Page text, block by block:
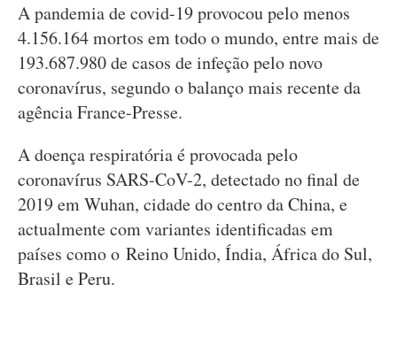
A pandemia de covid-19 provocou pelo menos
4.156.164 mortos em todo o mundo, entre mais de
193.687.980 de casos de infeção pelo novo
coronavírus, segundo o balanço mais recente da
agência France-Presse.
A doença respiratória é provocada pelo
coronavírus SARS-CoV-2, detectado no final de
2019 em Wuhan, cidade do centro da China, e
actualmente com variantes identificadas em
países como o Reino Unido, Índia, África do Sul,
Brasil e Peru.